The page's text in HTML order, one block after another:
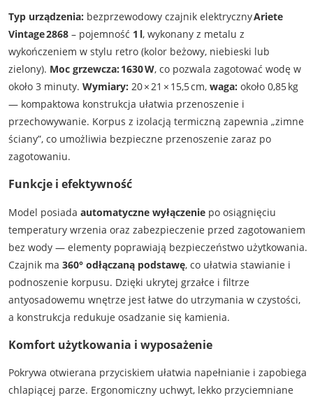
Typ urządzenia: bezprzewodowy czajnik elektrycznyAriete
Vintage 2868– pojemność 1 l, wykonany z metalu z
wykończeniem w stylu retro (kolor beżowy, niebieski lub
zielony). Moc grzewcza: 1630 W, co pozwala zagotować wodę w
około 3 minuty. Wymiary: 20 × 21 × 15,5 cm, waga: około 0,85 kg
— kompaktowa konstrukcja ułatwia przenoszenie i
przechowywanie. Korpus z izolacją termiczną zapewnia „zimne
ściany”, co umożliwia bezpieczne przenoszenie zaraz po
zagotowaniu.
Funkcje i efektywność
Model posiada automatyczne wyłączeniepo osiągnięciu
temperatury wrzenia oraz zabezpieczenie przed zagotowaniem
bez wody — elementy poprawiają bezpieczeństwo użytkowania.
Czajnik ma 360° odłączaną podstawę, co ułatwia stawianie i
podnoszenie korpusu. Dzięki ukrytej grzałce i filtrze
antyosadowemu wnętrze jest łatwe do utrzymania w czystości,
a konstrukcja redukuje osadzanie się kamienia.
Komfort użytkowania i wyposażenie
Pokrywa otwierana przyciskiem ułatwia napełnianie i zapobiega
chlapiącej parze. Ergonomiczny uchwyt, lekko przyciemniane